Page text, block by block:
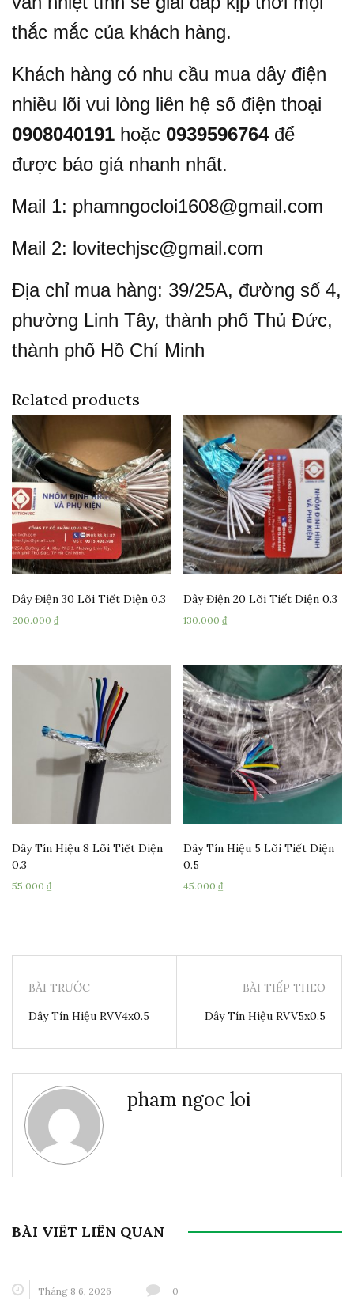
thắc mắc của khách hàng.
Khách hàng có nhu cầu mua dây điện
nhiều lõi vui lòng liên hệ số điện thoại
0908040191 hoặc 0939596764để
được báo giá nhanh nhất.
Mail 1: phamngocloi1608@gmail.com
Mail 2: lovitechjsc@gmail.com
Địa chỉ mua hàng: 39/25A, đường số 4,
phường Linh Tây, thành phố Thủ Đức,
thành phố Hồ Chí Minh
Related products
Dây Điện 30 Lõi Tiết Diện 0.3
200.000 ₫
Dây Điện 20 Lõi Tiết Diện 0.3
130.000₫
Dây Tín Hiệu 8 Lõi Tiết Diện
0.3
55.000 ₫
Dây Tín Hiệu 5 Lõi Tiết Diện
0.5
45.000₫
BÀI TRƯỚC
Dây Tín Hiệu RVV4x0.5
BÀI TIẾP THEO
Dây Tín Hiệu RVV5x0.5
pham ngoc loi
BÀI VIẾT LIÊN QUAN
Tháng 8 6, 2026 0